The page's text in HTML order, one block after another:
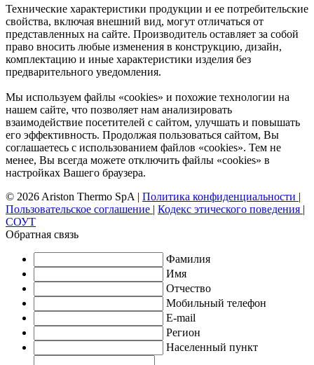
Технические характеристики продукции и ее потребительские
свойства, включая внешний вид, могут отличаться от
представленных на сайте. Производитель оставляет за собой
право вносить любые изменения в конструкцию, дизайн,
комплектацию и иные характеристики изделия без
предварительного уведомления.
Мы используем файлы «cookies» и похожие технологии на
нашем сайте, что позволяет нам анализировать
взаимодействие посетителей с сайтом, улучшать и повышать
его эффективность. Продолжая пользоваться сайтом, Вы
соглашаетесь с использованием файлов «cookies». Тем не
менее, Вы всегда можете отключить файлы «cookies» в
настройках Вашего браузера.
© 2026 Ariston Thermo SpA | Политика конфиденциальности |
Пользовательское соглашение | Кодекс этического поведения |
СОУТ
Обратная связь
Фамилия
Имя
Отчество
Мобильный телефон
E-mail
Регион
Населенный пункт